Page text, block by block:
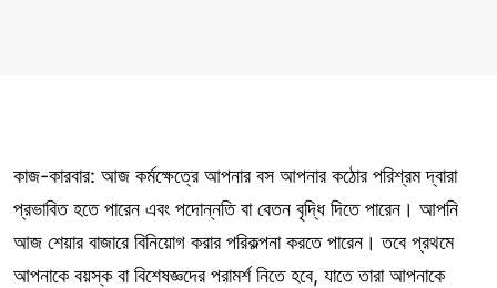
কাজ-কারবার: আজ কর্মক্ষেত্রে আপনার বস আপনার কঠোর পরিশ্রম দ্বারা
প্রভাবিত হতে পারেন এবং পদোন্নতি বা বেতন বৃদ্ধি দিতে পারেন। আপনি
আজ শেয়ার বাজারে বিনিয়োগ করার পরিকল্পনা করতে পারেন। তবে প্রথমে
আপনাকে বয়স্ক বা বিশেষজ্ঞদের পরামর্শ নিতে হবে, যাতে তারা আপনাকে